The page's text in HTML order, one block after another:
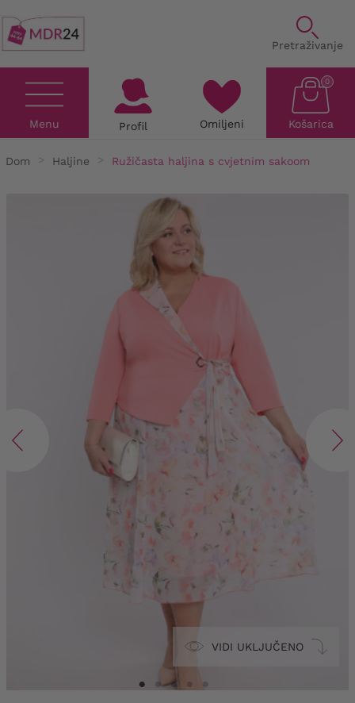
Pretraživanje
Menu Profil Omiljeni Košarica
0
Dom Haljine Ružičasta haljina s cvjetnim sakoom
VIDI UKLJUČENO